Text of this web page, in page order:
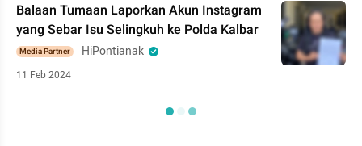
Balaan Tumaan Laporkan Akun Instagram
yang Sebar Isu Selingkuh ke Polda Kalbar
Media Partner HiPontianak
11 Feb 2024